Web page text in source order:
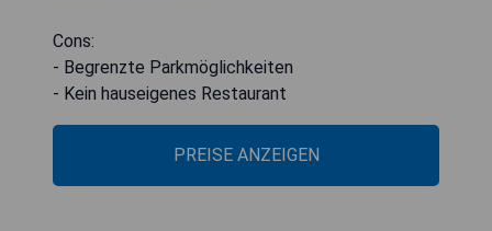
Cons:
- Begrenzte Parkmöglichkeiten
- Kein hauseigenes Restaurant
PREISE ANZEIGEN